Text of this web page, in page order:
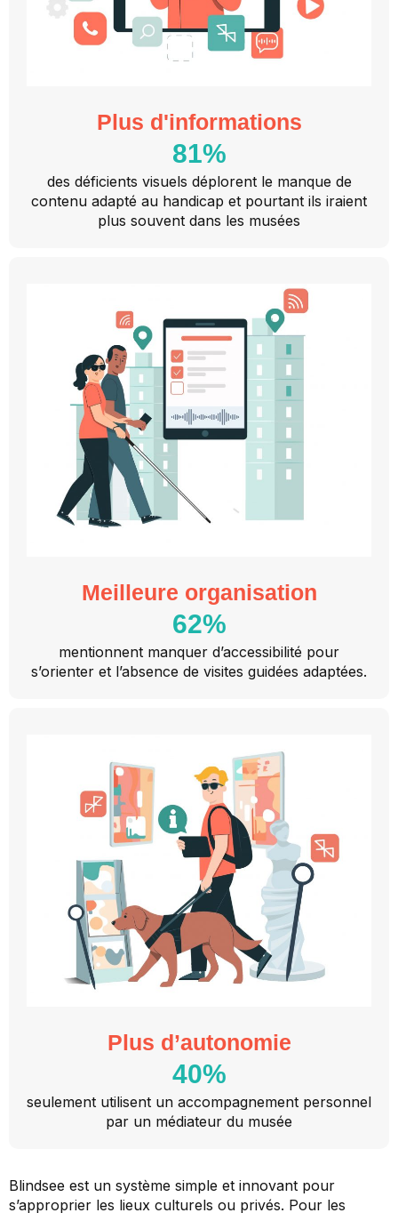
Plus d'informations
81%
des déficients visuels déplorent le manque de
contenu adapté au handicap et pourtant ils iraient
plus souvent dans les musées
Meilleure organisation
62%
mentionnent manquer d’accessibilité pour
s’orienter et l’absence de visites guidées adaptées.
Plus d’autonomie
40%
seulement utilisent un accompagnement personnel
par un médiateur du musée
Blindsee est un système simple et innovant pour
s’approprier les lieux culturels ou privés. Pour les